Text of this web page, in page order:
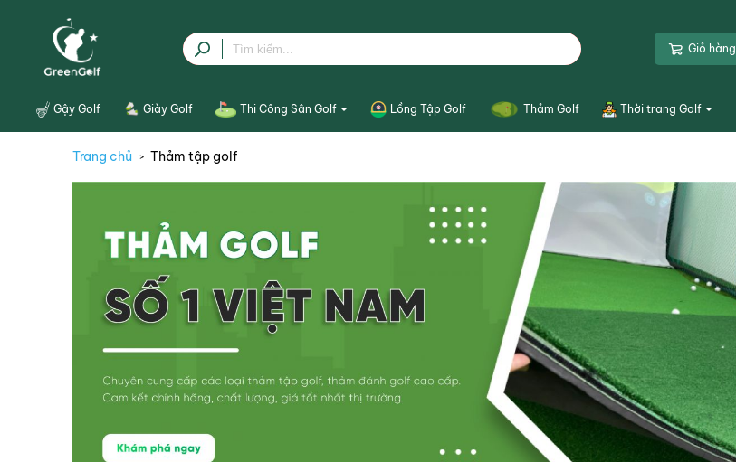
Giỏ hàng
Gậy Golf Giày Golf Thi Công Sân Golf
Cỏ nhân tạo
Cột thép lưới sân tập
Khung thảm tập mini
Lồng Tập Golf Thảm Golf Thời trang Golf
Tất Golf
Thắt Lưng Golf
Trang chủ Thảm tập golf